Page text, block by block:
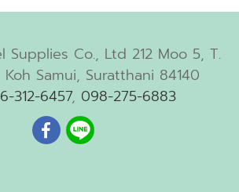
Supplies Co., Ltd 212 Moo 5, T.
Samui, Suratthani 84140
312-6457, 098-275-6883